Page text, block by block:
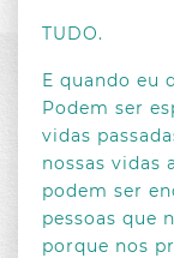
TUDO.
E quando eu
Podem ser
vidas
nossas vidas
podem ser
pessoas que
porque nos